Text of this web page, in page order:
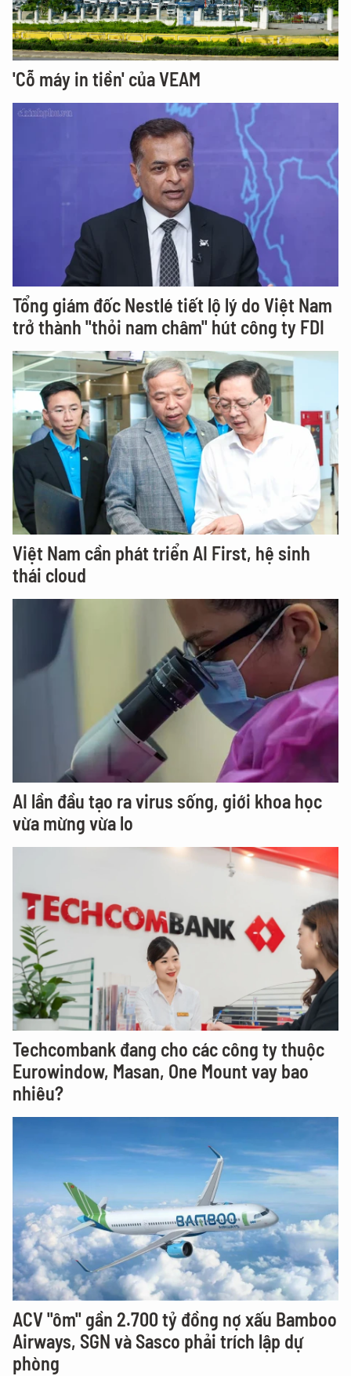
'Cỗ máy in tiền' của VEAM
Tổng giám đốc Nestlé tiết lộ lý do Việt Nam
trở thành "thỏi nam châm" hút công ty FDI
Việt Nam cần phát triển AI First, hệ sinh
thái cloud
AI lần đầu tạo ra virus sống, giới khoa học
vừa mừng vừa lo
Techcombank đang cho các công ty thuộc
Eurowindow, Masan, One Mount vay bao
nhiêu?
ACV "ôm" gần 2.700 tỷ đồng nợ xấu Bamboo
Airways, SGN và Sasco phải trích lập dự
phòng